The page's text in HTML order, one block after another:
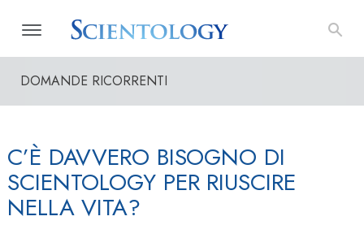
DOMANDE RICORRENTI
C’È DAVVERO BISOGNO DI
SCIENTOLOGY PER RIUSCIRE
NELLA VITA?